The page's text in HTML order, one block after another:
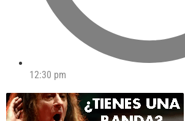
12:30 pm